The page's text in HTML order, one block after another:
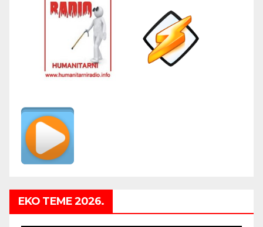
EKO TEME 2026.